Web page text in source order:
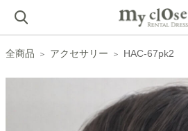
全商品 アクセサリー HAC-67pk2